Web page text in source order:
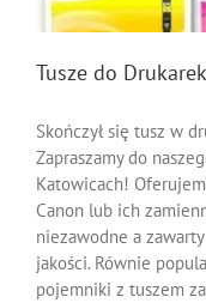
Tusze do
Skończył się tusz w
Zapraszamy do
Katowicach!
Canon lub ich
niezawodne a
jakości. Równie
pojemniki z tuszem